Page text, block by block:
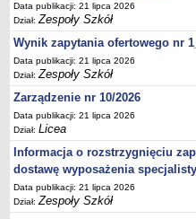
Data publikacji: 21 lipca 2026
Dział:Zespoły Szkół
Wynik zapytania ofertowego nr
Data publikacji: 21 lipca 2026
Dział:Zespoły Szkół
Zarządzenie nr 10/2026
Data publikacji: 21 lipca 2026
Dział:Licea
Informacja o rozstrzygnięciu
dostawę wyposażenia
Data publikacji: 21 lipca 2026
Dział:Zespoły Szkół